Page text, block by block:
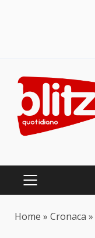
content
PRIMARY
Home » Cronaca »